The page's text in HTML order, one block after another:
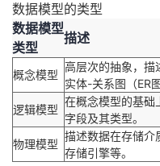
注
开
发
者
学
的
Programs
我
的
支
数据模型的类型
数据模型
类型
描述
概念模型
高层次的抽象，描
实体-关系图（ER
逻辑模型
在概念模型的基础
字段及其类型。
物理模型
描述数据在存储介
存储引擎等。